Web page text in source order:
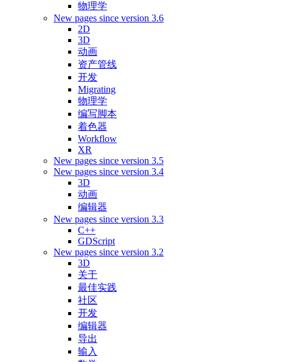
物理学
New pages since version 3.6
2D
3D
动画
资产管线
开发
Migrating
物理学
编写脚本
着色器
Workflow
XR
New pages since version 3.5
New pages since version 3.4
3D
动画
编辑器
New pages since version 3.3
C++
GDScript
New pages since version 3.2
3D
关于
最佳实践
社区
开发
编辑器
导出
输入